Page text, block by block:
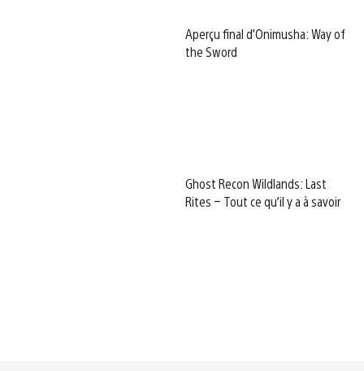
Aperçu final d’Onimusha: Way of
the Sword
Ghost Recon Wildlands: Last
Rites – Tout ce qu’il y a à savoir